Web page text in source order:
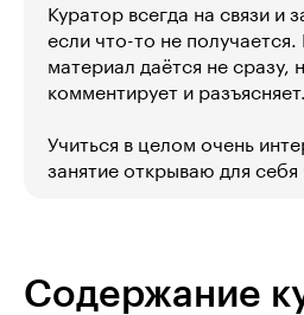
Куратор всегда на связи и
если что-то не получается.
материал даётся не сразу,
комментирует и разъясняет.
Учиться в целом очень
занятие открываю для
Содержание